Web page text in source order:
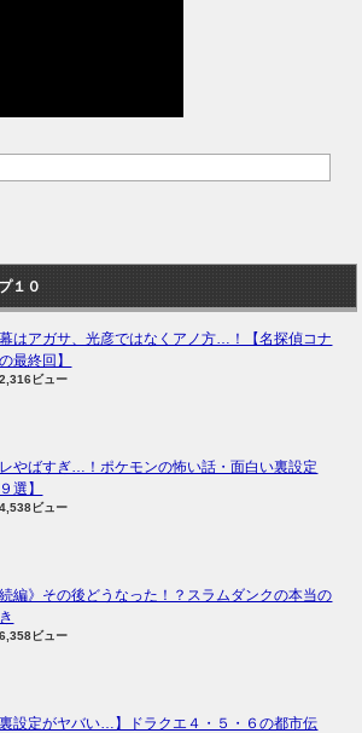
１０
はアガサ、光彦ではなくアノ方…！【名探偵コナ
最終回】
ビュー
やばすぎ…！ポケモンの怖い話・面白い裏設定
９選】
ビュー
続編》その後どうなった！？スラムダンクの本当の
ビュー
裏設定がヤバい…】ドラクエ４・５・６の都市伝